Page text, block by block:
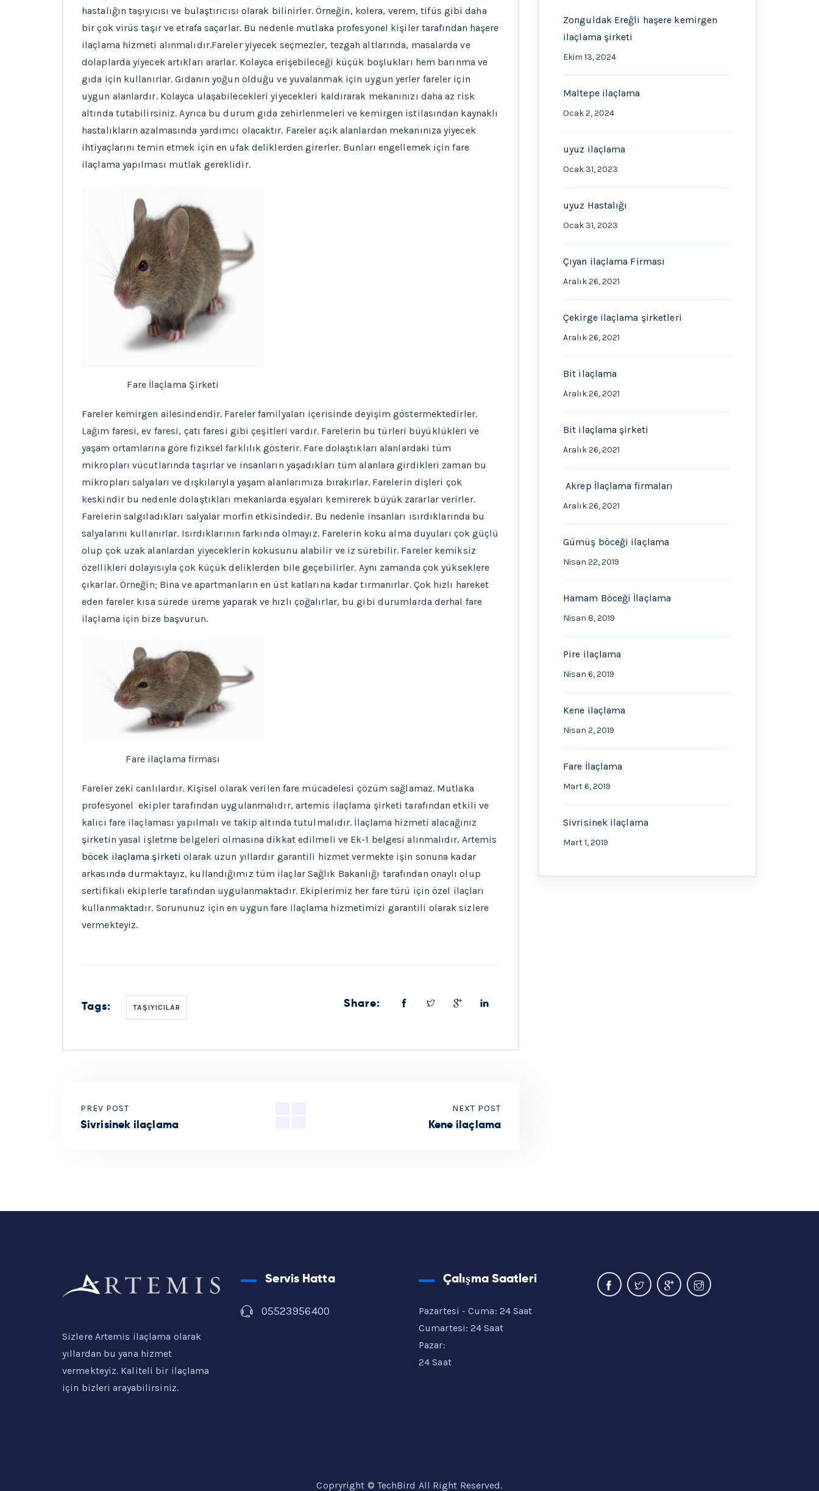
hastalığın taşıyıcısı ve bulaştırıcısı olarak bilinirler. Örneğin, kolera, verem, tifüs gibi daha
bir çok virüs taşır ve etrafa saçarlar. Bu nedenle mutlaka profesyonel kişiler tarafından haşere
ilaçlama hizmeti alınmalıdır.Fareler yiyecek seçmezler, tezgah altlarında, masalarda ve
dolaplarda yiyecek artıkları ararlar. Kolayca erişebileceği küçük boşlukları hem barınma ve
gıda için kullanırlar. Gıdanın yoğun olduğu ve yuvalanmak için uygun yerler fareler için
uygun alanlardır. Kolayca ulaşabilecekleri yiyecekleri kaldırarak mekanınızı daha az risk
altında tutabilirsiniz. Ayrıca bu durum gıda zehirlenmeleri ve kemirgen istilasından kaynaklı
hastalıkların azalmasında yardımcı olacaktır. Fareler açık alanlardan mekanınıza yiyecek
ihtiyaçlarını temin etmek için en ufak deliklerden girerler. Bunları engellemek için fare
ilaçlama yapılması mutlak gereklidir.
Fare İlaçlama Şirketi
Fareler kemirgen ailesindendir. Fareler familyaları içerisinde deyişim göstermektedirler.
Lağım faresi, ev faresi, çatı faresi gibi çeşitleri vardır. Farelerin bu türleri büyüklükleri ve
yaşam ortamlarına göre fiziksel farklılık gösterir. Fare dolaştıkları alanlardaki tüm
mikropları vücutlarında taşırlar ve insanların yaşadıkları tüm alanlara girdikleri zaman bu
mikropları salyaları ve dışkılarıyla yaşam alanlarımıza bırakırlar. Farelerin dişleri çok
keskindir bu nedenle dolaştıkları mekanlarda eşyaları kemirerek büyük zararlar verirler.
Farelerin salgıladıkları salyalar morfin etkisindedir. Bu nedenle insanları ısırdıklarında bu
salyalarını kullanırlar. Isırdıklarının farkında olmayız. Farelerin koku alma duyuları çok güçlü
olup çok uzak alanlardan yiyeceklerin kokusunu alabilir ve iz sürebilir. Fareler kemiksiz
özellikleri dolayısıyla çok küçük deliklerden bile geçebilirler. Aynı zamanda çok yükseklere
çıkarlar. Örneğin; Bina ve apartmanların en üst katlarına kadar tırmanırlar. Çok hızlı hareket
eden fareler kısa sürede üreme yaparak ve hızlı çoğalırlar, bu gibi durumlarda derhal fare
ilaçlama için bize başvurun.
Fare ilaçlama firması
Fareler zeki canlılardır. Kişisel olarak verilen fare mücadelesi çözüm sağlamaz. Mutlaka
profesyonel ekipler tarafından uygulanmalıdır, artemis ilaçlama şirketi tarafından etkili ve
kalıcı fare ilaçlaması yapılmalı ve takip altında tutulmalıdır. İlaçlama hizmeti alacağınız
şirketin yasal işletme belgeleri olmasına dikkat edilmeli ve Ek-1 belgesi alınmalıdır. Artemis
böcek ilaçlama şirketi olarak uzun yıllardır garantili hizmet vermekte işin sonuna kadar
arkasında durmaktayız, kullandığımız tüm ilaçlar Sağlık Bakanlığı tarafından onaylı olup
sertifikalı ekiplerle tarafından uygulanmaktadır. Ekiplerimiz her fare türü için özel ilaçları
kullanmaktadır. Sorununuz için en uygun fare ilaçlama hizmetimizi garantili olarak sizlere
vermekteyiz.
Tags: TAŞIYICILAR Share:
PREV POST
Sivrisinek ilaçlama
NEXT POST
Kene ilaçlama
Zonguldak Ereğli haşere kemirgen
ilaçlama şirketi
Ekim 13, 2024
Maltepe ilaçlama
Ocak 2, 2024
uyuz ilaçlama
Ocak 31, 2023
uyuz Hastalığı
Ocak 31, 2023
Çıyan ilaçlama Firması
Aralık 26, 2021
Çekirge ilaçlama şirketleri
Aralık 26, 2021
Bit ilaçlama
Aralık 26, 2021
Bit ilaçlama şirketi
Aralık 26, 2021
Akrep İlaçlama firmaları
Aralık 26, 2021
Gümüş böceği ilaçlama
Nisan 22, 2019
Hamam Böceği İlaçlama
Nisan 8, 2019
Pire ilaçlama
Nisan 6, 2019
Kene ilaçlama
Nisan 2, 2019
Fare İlaçlama
Mart 6, 2019
Sivrisinek ilaçlama
Mart 1, 2019
Sizlere Artemis ilaçlama olarak
yıllardan bu yana hizmet
vermekteyiz. Kaliteli bir ilaçlama
için bizleri arayabilirsiniz.
Servis Hatta
05523956400
Çalışma Saatleri
Pazartesi - Cuma: 24 Saat
Cumartesi: 24 Saat
Pazar:
24 Saat
Copryright © TechBird All Right Reserved.